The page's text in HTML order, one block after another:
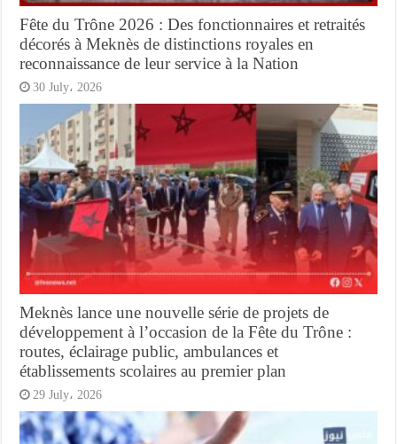
Fête du Trône 2026 : Des fonctionnaires et retraités
décorés à Meknès de distinctions royales en
reconnaissance de leur service à la Nation
30 July، 2026
Meknès lance une nouvelle série de projets de
développement à l’occasion de la Fête du Trône :
routes, éclairage public, ambulances et
établissements scolaires au premier plan
29 July، 2026